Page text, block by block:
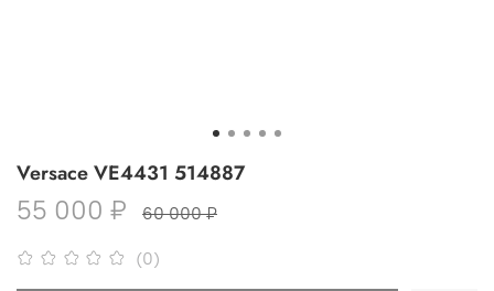
(0)
Versace VE4431 514887
55 000 ₽ 60 000 ₽